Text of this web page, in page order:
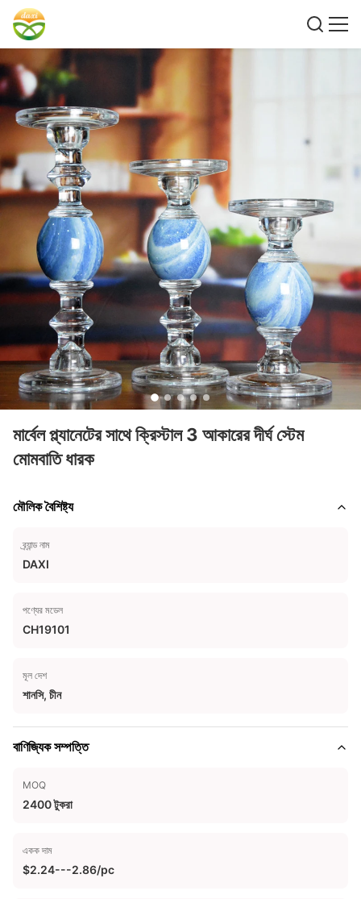
মার্বেল প্ল্যানেটের সাথে ক্রিস্টাল 3 আকারের দীর্ঘ স্টেম
মোমবাতি ধারক
মৌলিক বৈশিষ্ট্য
ব্র্যান্ড নাম
DAXI
পণ্যের মডেল
CH19101
মূল দেশ
শানসি, চীন
বাণিজ্যিক সম্পত্তি
MOQ
2400 টুকরা
একক দাম
$2.24---2.86/pc